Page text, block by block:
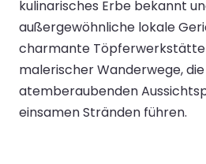
kulinarisches Erbe bekannt
außergewöhnliche lokale
charmante
malerischer Wanderwege, die
atemberaubenden
einsamen Stränden führen.